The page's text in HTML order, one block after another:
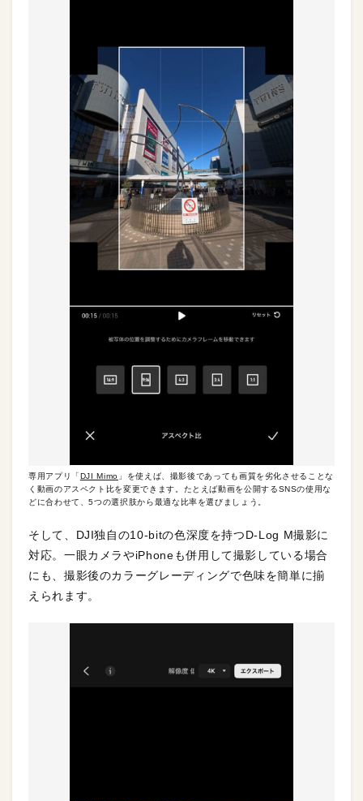
専用アプリ「DJI Mimo 」を使えば、撮影後であっても画質を劣化させることな
く動画のアスペクト比を変更できます。たとえば動画を公開するSNSの使用な
どに合わせて、5つの選択肢から最適な比率を選びましょう。
そして、DJI独自の10-bitの色深度を持つD-Log M撮影に
対応。一眼カメラやiPhoneも併用して撮影している場合
にも、撮影後のカラーグレーディングで色味を簡単に揃
えられます。